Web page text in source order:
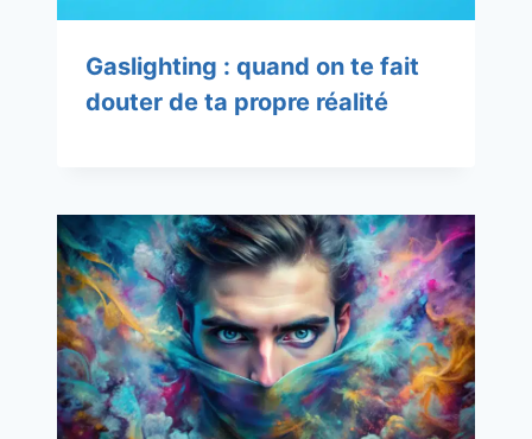
Gaslighting : quand on te fait
douter de ta propre réalité